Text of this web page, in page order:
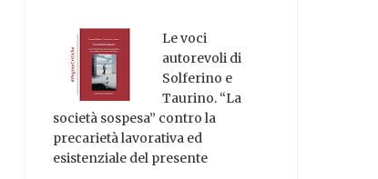
Le voci
autorevoli di
Solferino e
Taurino. “La
società sospesa” contro la
precarietà lavorativa ed
esistenziale del presente